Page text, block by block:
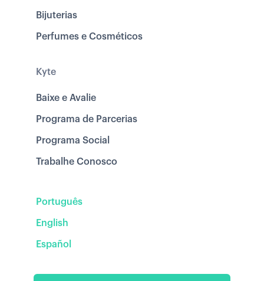
Bijuterias
Perfumes e Cosméticos
Kyte
Baixe e Avalie
Programa de Parcerias
Programa Social
Trabalhe Conosco
Português
English
Español